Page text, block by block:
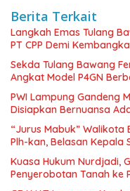
Berita Terkait
Langkah Emas Tulang
PT CPP Demi
Sekda Tulang Bawang
Angkat Model P4GN
PWI Lampung Gandeng
Disiapkan Bernuansa
“Jurus Mabuk” Walikota
Plh-kan, Belasan Kepala
Kuasa Hukum Nurdjadi,
Penyerobotan Tanah ke